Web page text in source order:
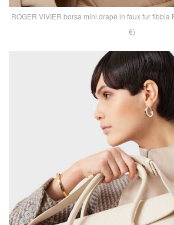
ROGER VIVIER borsa mini drapé in faux fur fibbia
€)